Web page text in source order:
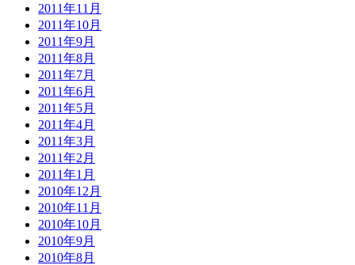
2011年11月
2011年10月
2011年9月
2011年8月
2011年7月
2011年6月
2011年5月
2011年4月
2011年3月
2011年2月
2011年1月
2010年12月
2010年11月
2010年10月
2010年9月
2010年8月